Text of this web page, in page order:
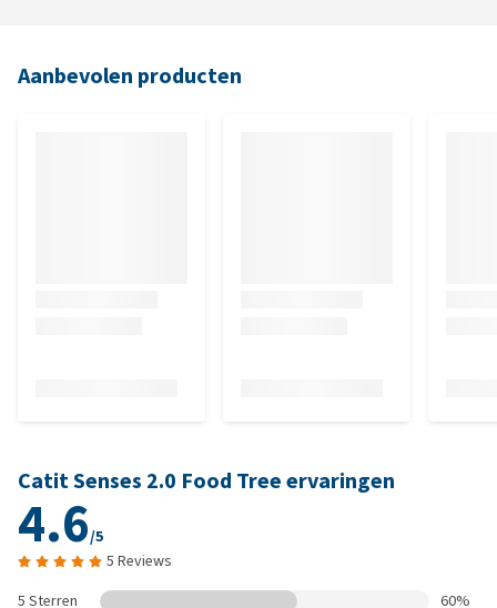
Aanbevolen producten
Catit Senses 2.0 Food Tree ervaringen
4.6/5
5 Reviews
5 Sterren
60%